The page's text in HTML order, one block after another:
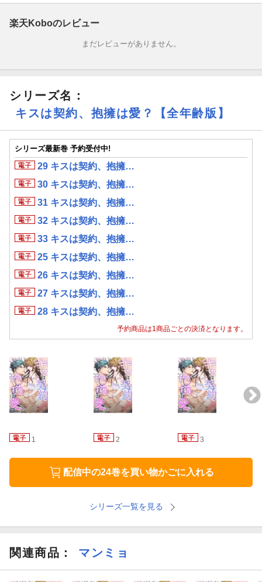
楽天Koboのレビュー
まだレビューがありません。
シリーズ名：
キスは契約、抱擁は愛？【全年齢版】
シリーズ最新巻 予約受付中!
29 キスは契約、抱擁…
30 キスは契約、抱擁…
31 キスは契約、抱擁…
32 キスは契約、抱擁…
33 キスは契約、抱擁…
25 キスは契約、抱擁…
26 キスは契約、抱擁…
27 キスは契約、抱擁…
28 キスは契約、抱擁…
予約商品は1商品ごとの決済となります。
1 2 3
配信中の24巻を買い物かごに入れる
シリーズ一覧を見る
関連商品 ： マンミョ